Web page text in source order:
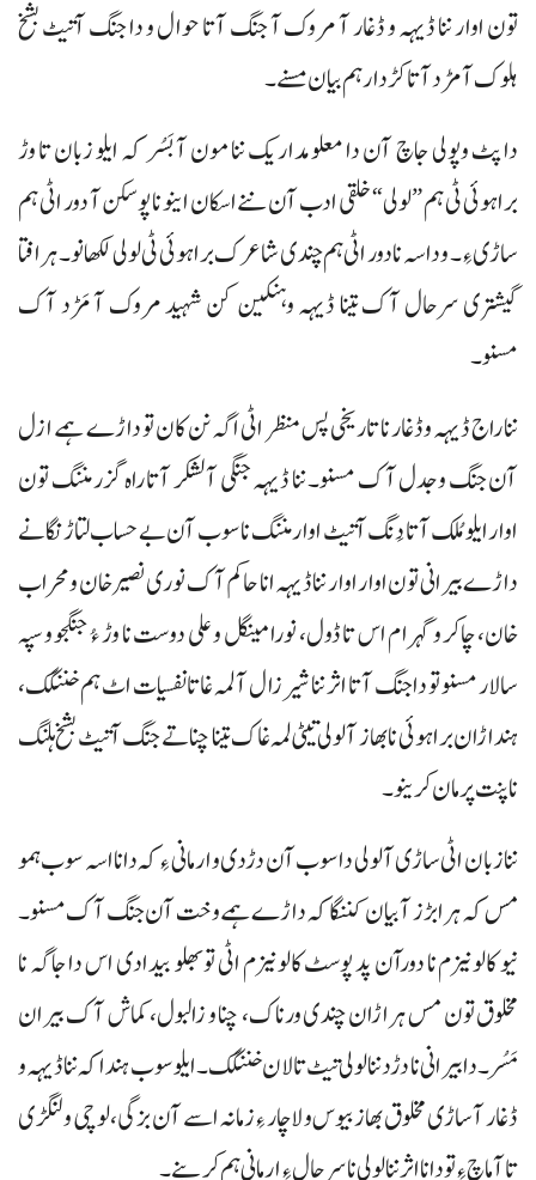
تون اوار ننا ڈیہہ و ڈغار آ مروک آ جنگ آتا حوال و دا جنگ آتیٹ بشخ
ہلوک آ مڑد آتا کڑدار ہم بیان مسنے۔
دا پٹ وپولی جاچ آن دا معلومداریک ننا مون آ بَسُر کہ ایلو زبان تا وڑ
براہوئی ٹی ہم ”لولی“ خلقی ادب آن ننے اسکان اینو نا پوسکن آ دور اٹی ہم
ساڑی ءِ۔ و داسہ نا دور اٹی ہم چندی شاعرک براہوئی ٹی لولی لکھانو۔ ہرافتا
گیشتری سرحال آک تینا ڈیہہ وہنکین کن شہید مروک آ مَڑد آک
مسنو۔
ننا راج ڈیہہ وڈغار نا تاریخی پس منظر اٹی اگہ نن کان تو داڑے ہمے ازل
آن جنگ وجدل آک مسنو۔ ننا ڈیہہ جنگی آ لشکر آتا راہ گزر مننگ تون
اوار ایلو مُلک آتا دَنگ آتیٹ اوار مننگ نا سوب آن بے حساب لتاڑنگانے
داڑے بیرانی تون اوار اوار ننا ڈیہہ انا حاکم آک نوری نصیر خان و محراب
خان، چاکر و گہرام اس تا ڈول، نورا مینگل وعلی دوست نا وڑ ءُ جنگجو و سپہ
سالار مسنو تو دا جنگ آتا اثر ننا شیرزال آ لمہ غاتا نفسیات اٹ ہم خننگک،
ہنداڑان براہوئی نا بھاز آ لولی تیٹی لمہ غاک تینا چناتے جنگ آتیٹ بشخ ہلنگ
نا پنت پرمان کرینو۔
ننا زبان اٹی ساڑی آ لولی دا سوب آن دڑدی و ارمانی ءِ کہ دانا اسہ سوب ہمو
مس کہ ہرا بڑز آ بیان کننگاکہ داڑے ہمے وخت آن جنگ آک مسنو۔
نیو کالونیزم نا دورآن پد پوسٹ کالونیزم اٹی تو بھلو بیدادی اس دا جاگہ نا
مخلوق تون مس ہراڑان چندی ورناک، چنا و زالبول، کماش آک بیران
مَسُر۔ دا بیرانی نا دڑد ننا لولی تیٹ تالان خننگک۔ ایلو سوب ہنداکہ ننا ڈیہہ و
ڈغار آ ساڑی مخلوق بھاز بیوس و لاچار ءِ زمانہ اسے آن بزگی، لوچی ولنگڑی
تا آماچ ءِ تو دانا اثر ننا لولی نا سرحال ءِ ارمانی ہم کرینے۔